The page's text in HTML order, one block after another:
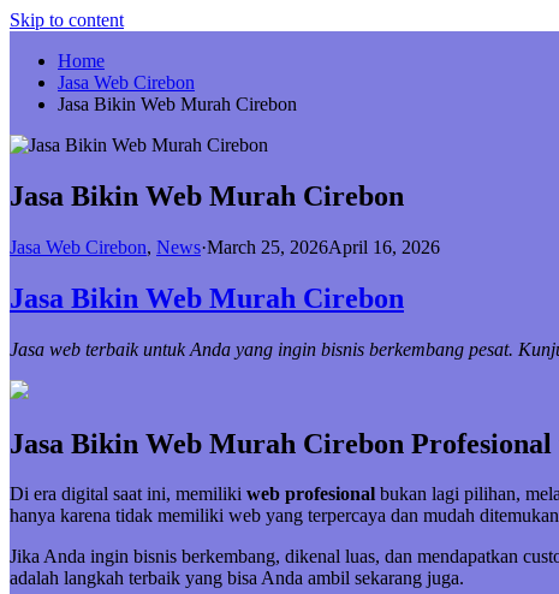
Skip to content
Home
Jasa Web Cirebon
Jasa Bikin Web Murah Cirebon
Jasa Bikin Web Murah Cirebon
Jasa Web Cirebon, News·March 25, 2026April 16, 2026
Jasa Bikin Web Murah Cirebon
Jasa web terbaik untuk Anda yang ingin bisnis berkembang pesat.
Jasa Bikin Web Murah Cirebon
Di era digital saat ini, memiliki web profesional bukan lagi pilihan,
hanya karena tidak memiliki web yang terpercaya dan mudah
Jika Anda ingin bisnis berkembang, dikenal luas, dan mendapatkan
adalah langkah terbaik yang bisa Anda ambil sekarang juga.